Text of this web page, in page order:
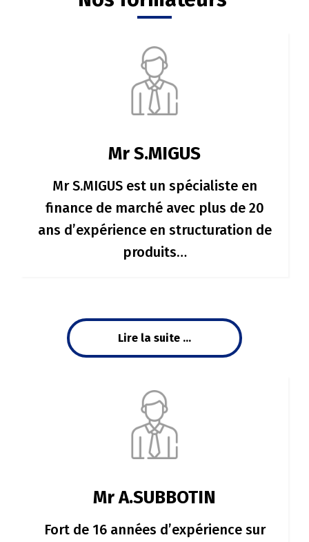
Mr S.MIGUS
Mr S.MIGUS est un spécialiste en
finance de marché avec plus de 20
ans d’expérience en structuration de
produits…
Lire la suite ...
Mr A.SUBBOTIN
Fort de 16 années d’expérience sur